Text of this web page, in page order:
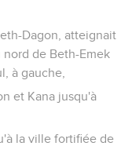
Dagon, atteignait
de Beth-Emek
à gauche,
et Kana jusqu'à
la ville fortifiée de